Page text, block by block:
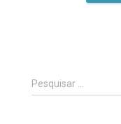
P
e
Pesquisar …